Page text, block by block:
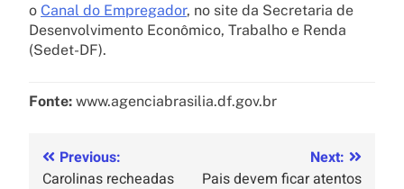
o Canal do Empregador, no site da Secretaria de
Desenvolvimento Econômico, Trabalho e Renda
(Sedet-DF).
Fonte: www.agenciabrasilia.df.gov.br
Previous:
Carolinas recheadas
Next:
Pais devem ficar atentos